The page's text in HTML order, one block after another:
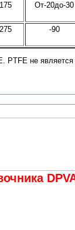
От-20до-30
-90
не является